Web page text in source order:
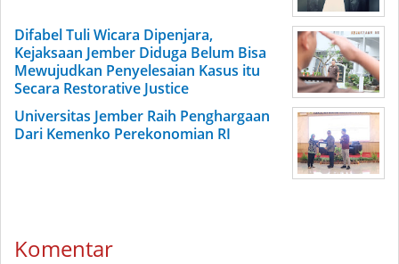
Difabel Tuli Wicara Dipenjara,
Kejaksaan Jember Diduga Belum Bisa
Mewujudkan Penyelesaian Kasus itu
Secara Restorative Justice
Universitas Jember Raih Penghargaan
Dari Kemenko Perekonomian RI
Komentar